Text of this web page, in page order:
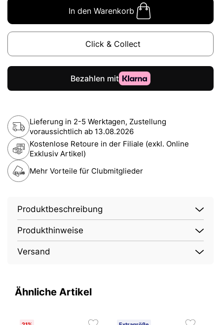
In den Warenkorb
Click & Collect
Lieferung in 2-5 Werktagen, Zustellung
voraussichtlich ab 13.08.2026
Kostenlose Retoure in der Filiale (exkl. Online
Exklusiv Artikel)
Mehr Vorteile für Clubmitglieder
Produktbeschreibung
Produkthinweise
Versand
Ähnliche Artikel